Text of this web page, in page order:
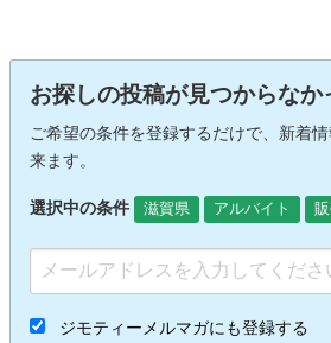
お探しの投稿が見つからなか
ご希望の条件を登録するだけで、新着
来ます。
選択中の条件 滋賀県 アルバイト
ジモティーメルマガにも登録する